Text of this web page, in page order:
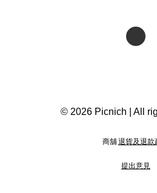
© 2026 Picnich | All
商舖退貨及退款
提出意見